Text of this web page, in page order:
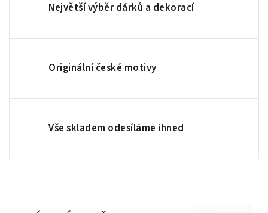
Největší výběr dárků a dekorací
Originální české motivy
Vše skladem odesíláme ihned